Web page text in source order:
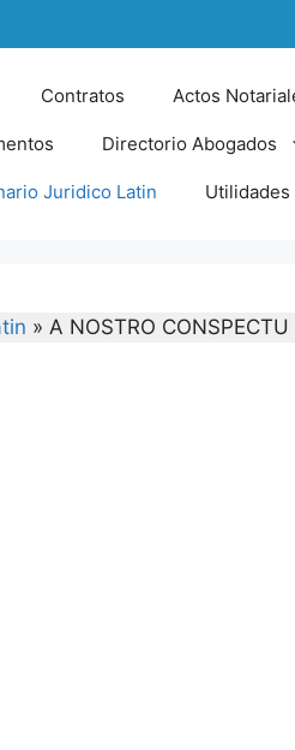
Contratos Actos
Directorio Abogados
Juridico Latin
» A NOSTRO CONSPECTU